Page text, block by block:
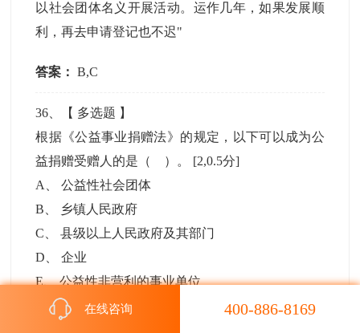
以社会团体名义开展活动。运作几年，如果发展顺
利，再去申请登记也不迟"
答案： B,C
36 、【 多选题 】
根据《公益事业捐赠法》的规定，以下可以成为公
益捐赠受赠人的是（ ）。 [2,0.5分]
A
、公益性社会团体
B
乡镇人民政府
C 、县级以上人民政府及其部门
D 、企业
E、公益性非营利的事业单位
答案：
在线咨询 400-886-8169